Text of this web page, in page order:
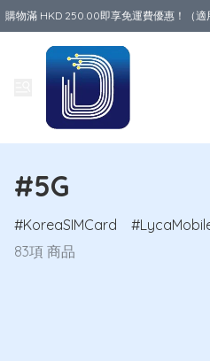
購物滿 HKD 250.00即享免運費優惠！（
#5G
KoreaSIMCard
83項 商品